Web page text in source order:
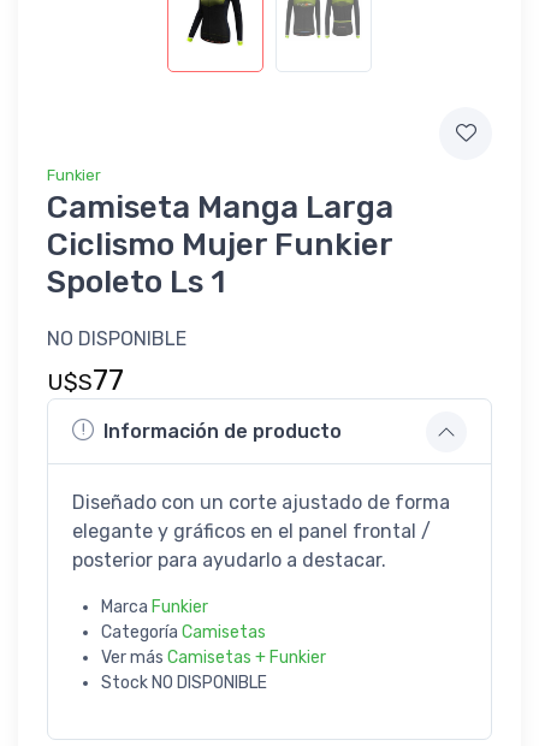
Funkier
Camiseta Manga Larga
Ciclismo Mujer Funkier
Spoleto Ls 1
NO DISPONIBLE
U$S77
Información de producto
Diseñado con un corte ajustado de forma
elegante y gráficos en el panel frontal /
posterior para ayudarlo a destacar.
Marca Funkier
Categoría Camisetas
Ver más Camisetas + Funkier
Stock NO DISPONIBLE